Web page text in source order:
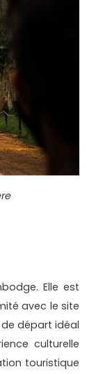
Elle est
avec le site
départ idéal
culturelle
touristique